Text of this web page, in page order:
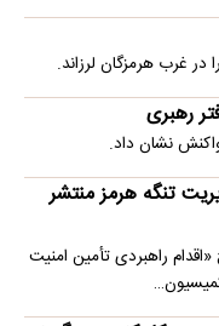
رهبری
واکنش نشان داد.
تنگه هرمز منتشر
راهبردی تأمین امنیت